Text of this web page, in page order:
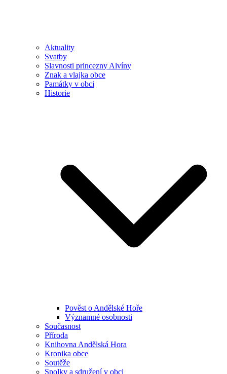
Aktuality
Svatby
Slavnosti princezny Alvíny
Znak a vlajka obce
Památky v obci
Historie
Pověst o Andělské Hoře
Významné osobnosti
Současnost
Příroda
Knihovna Andělská Hora
Kronika obce
Soutěže
Spolky a sdružení v obci